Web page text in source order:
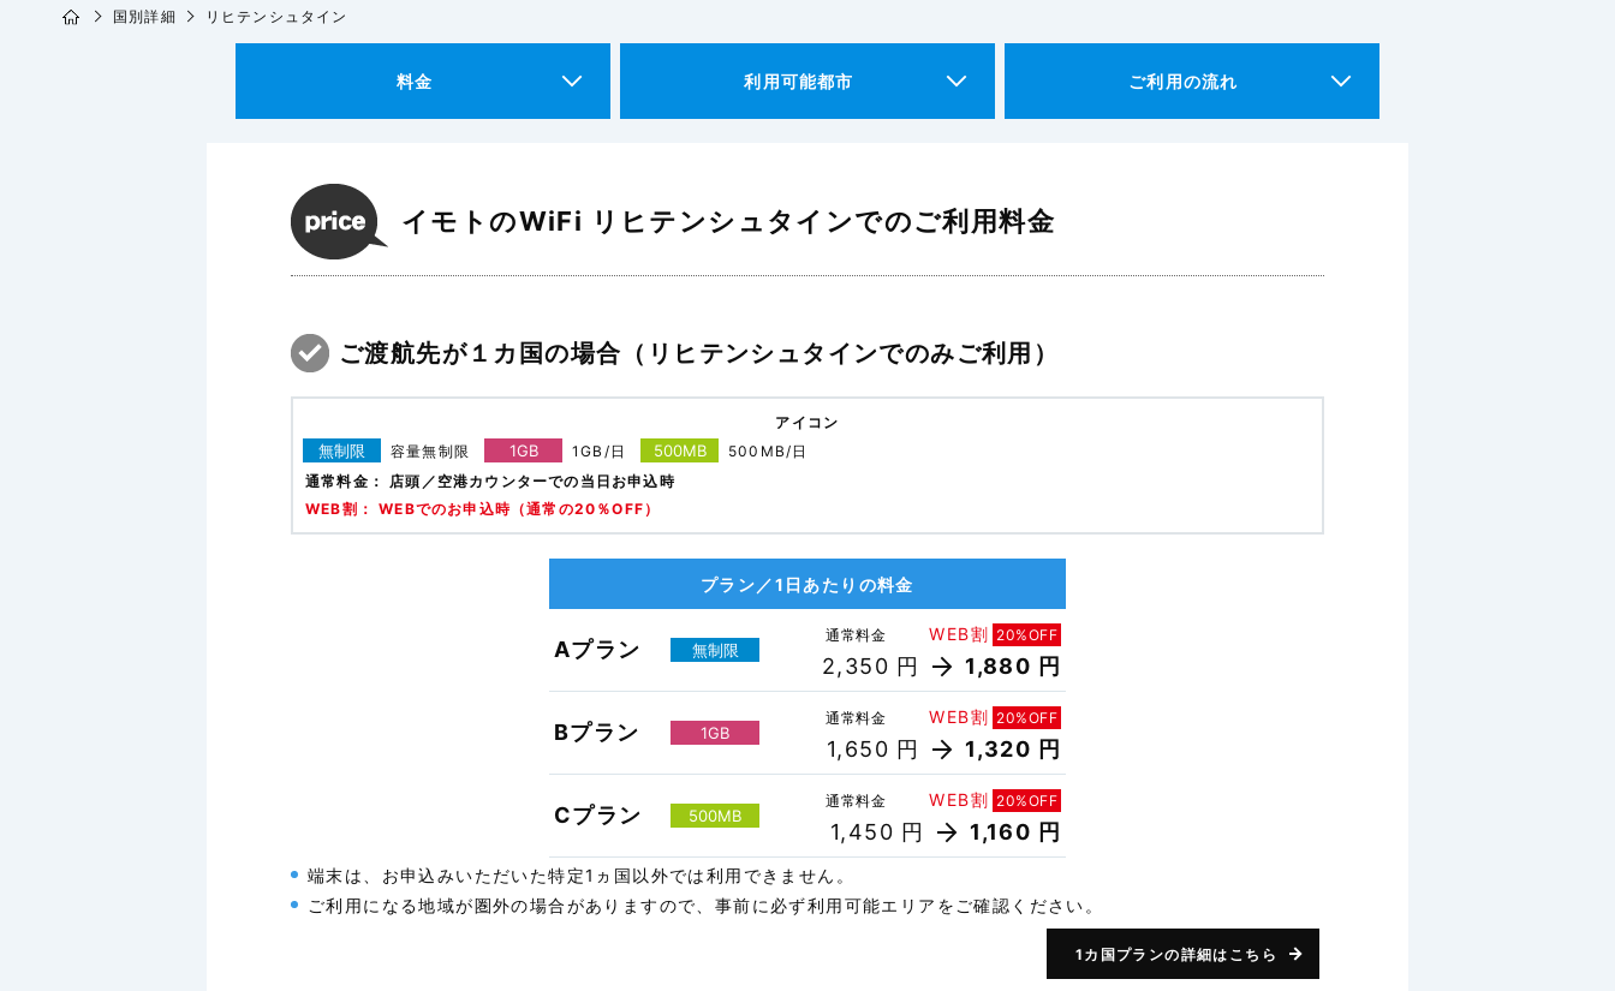
国別詳細 リヒテンシュタイン
料金 利用可能都市 ご利用の流れ
イモトのWiFi リヒテンシュタインでのご利用料金
ご渡航先が１カ国の場合（リヒテンシュタインでのみご利用）
アイコン
無制限 容量無制限 1GB 1GB/日 500MB
500MB/日
通常料金：
店頭／空港カウンターでの当日お申込時
WEB割： WEBでのお申込時（通常の20％OFF）
プラン／1日あたりの料金
Aプラン 無制限
通常料金 WEB割 20%OFF
2,350 円 1,880 円
Bプラン 1GB
通常料金 WEB割 20%OFF
1,650 円 1,320 円
Cプラン 500MB
通常料金 WEB割 20%OFF
1,450 円 1,160 円
端末は、お申込みいただいた特定1ヵ国以外では利用できません。
ご利用になる地域が圏外の場合がありますので、事前に必ず利用可能エリアをご確認ください。
1カ国プランの詳細はこちら